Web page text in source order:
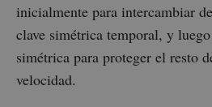
inicialmente para intercambiar
clave simétrica temporal, y luego
simétrica para proteger el resto
velocidad.